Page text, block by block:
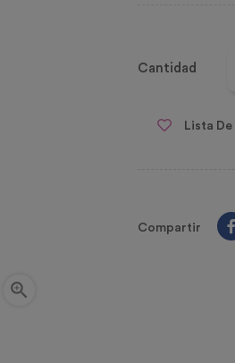

Cantidad
Lista
Compartir